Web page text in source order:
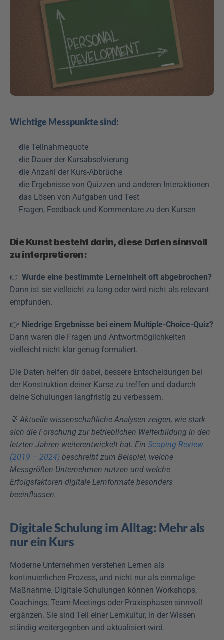
Wichtige Messpunkte sind:
die Teilnahmequote
die Dauer der Kursabsolvierung
die Anzahl der Kurs-Abbrüche
die Ergebnisse von Quizzen und anderen Interaktionen
das Lösen von Aufgaben und Test
Fragen, Feedback und Kommentare zu den Kursen
Die Kunst besteht darin, diese Daten sinnvoll
zu interpretieren:
👉 Wurde eine bestimmte Lerneinheit oft abgebrochen?
Dann ist sie vielleicht zu lang oder wird nicht als relevant
empfunden.
👉 Niedrige Ergebnisse bei einem Multiple-Choice-Quiz?
Dann waren die Fragen und Antwortmöglichkeiten
vielleicht nicht klar genug formuliert.
Die Daten helfen dir dabei, bessere Entscheidungen bei
der Konstruktion deiner Kurse zu treffen und dadurch
deine Schulungen langfristig zu verbessern.
💡 Aktuelle wissenschaftliche Analysen zeigen, wie stark
sich die Forschung zur betrieblichen Weiterbildung in den
letzten Jahren weiterentwickelt hat. Ein Scoping Review
(2019 – 2024) beschreibt zum Beispiel, welche
Messgrößen Unternehmen nutzen und welche
Erfolgsfaktoren digitale Lernformate besonders
beeinflussen.
Digitale Schulung im Alltag: Mehr als
nur ein Kurs
Moderne Unternehmen verstehen Lernen als
kontinuierlichen Prozess, und nicht nur als einmalige
Maßnahme. Digitale Schulungen können Workshops,
Coachings, Team-Meetings oder Praxisphasen sinnvoll
ergänzen. Sie sind Teil einer Lernkultur, in der Wissen
ständig weitergegeben und aktualisiert wird.